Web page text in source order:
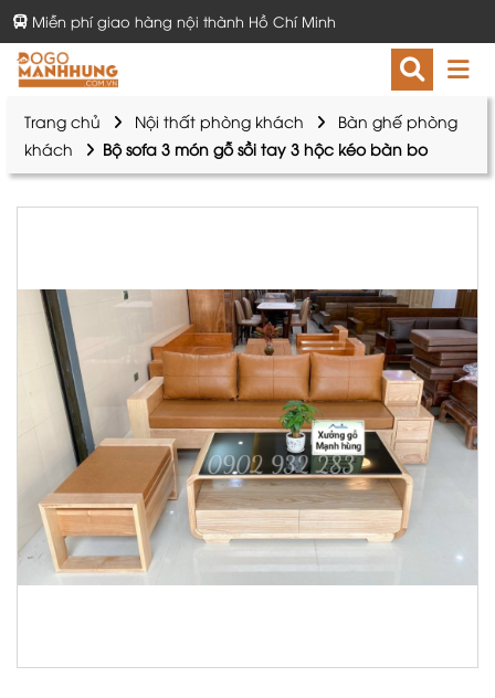
Miễn phí giao hàng nội thành Hồ Chí Minh
Trang chủ Nội thất phòng khách
Bàn ghế phòng
khách
Bộ sofa 3 món gỗ sồi tay 3 hộc kéo bàn bo